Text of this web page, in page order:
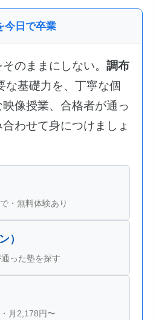
今日で卒業
そのままにしない。調布
な基礎力を、丁寧な個
像授業、合格者が通っ
わせて身につけましょ
・無料体験あり
）
った塾を探す
月2,178円〜